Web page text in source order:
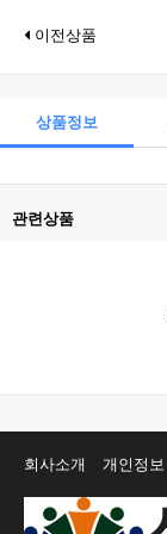
이전상품
상품정보
관련상품
회사소개 개인정보